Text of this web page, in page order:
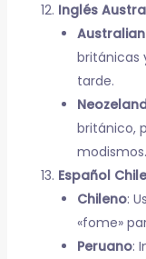
Inglés
británicas
tarde.
británico,
modismos.
Español
Chileno:
«fome»
Peruano: